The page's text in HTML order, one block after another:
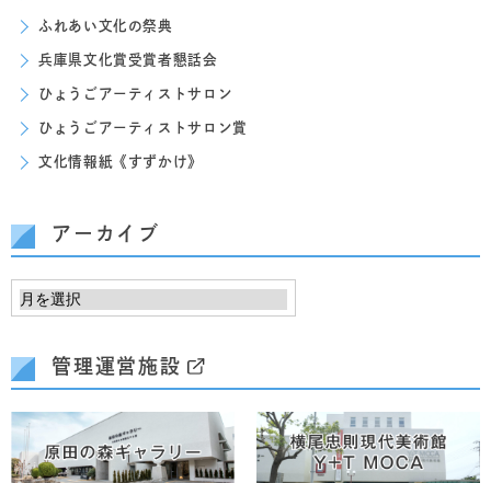
ふれあい文化の祭典
兵庫県文化賞受賞者懇話会
ひょうごアーティストサロン
ひょうごアーティストサロン賞
文化情報紙《すずかけ》
アーカイブ
管理運営施設